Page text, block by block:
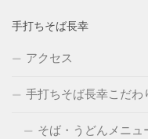
手打ちそば長幸
アクセス
手打ちそば長幸こだわ
そば・うどんメニュ